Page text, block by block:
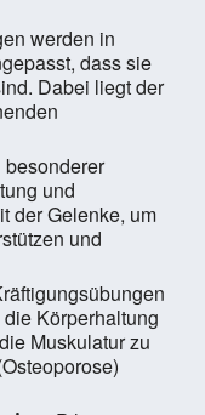
werden in
dass sie
Dabei liegt der
besonderer
und
der Gelenke, um
und
Körperhaltung
Muskulatur zu